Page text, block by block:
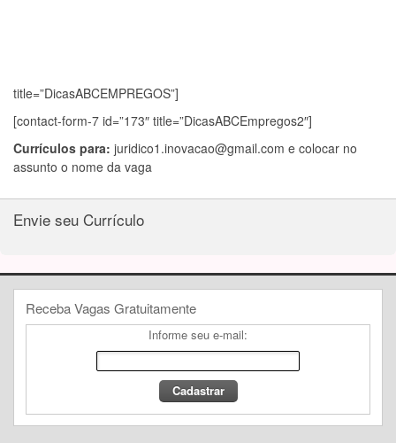
title=”DicasABCEMPREGOS”]
[contact-form-7 id=”173″ title=”DicasABCEmpregos2″]
Currículos para: juridico1.inovacao@gmail.com e colocar no
assunto o nome da vaga
Envie seu Currículo
Receba Vagas Gratuitamente
Informe seu e-mail: